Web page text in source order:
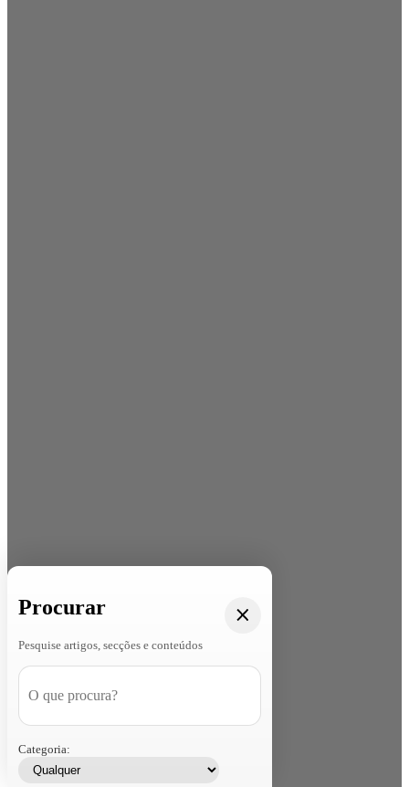
Procurar
Pesquise artigos, secções e conteúdos
Categoria: